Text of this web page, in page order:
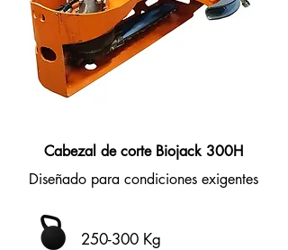
Cabezal de corte Biojack 300H
Diseñado para condiciones exigentes
250-300 Kg